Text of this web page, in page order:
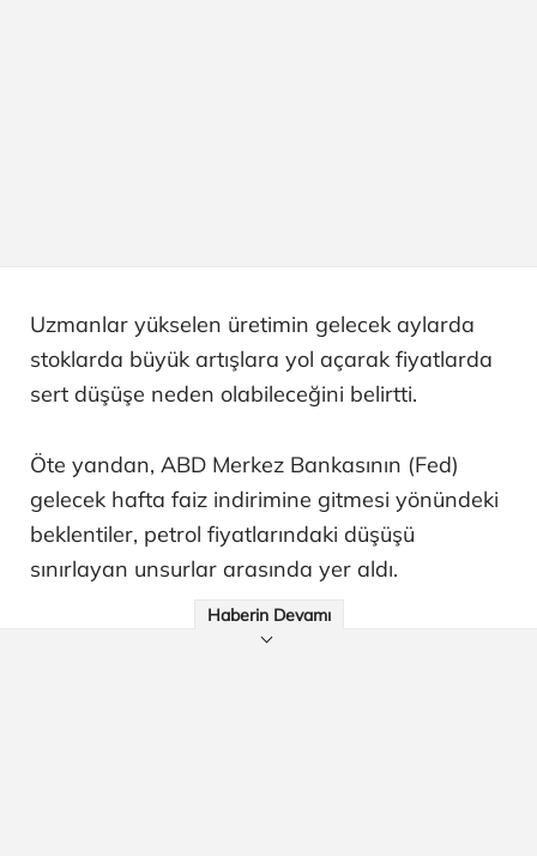
Uzmanlar yükselen üretimin gelecek aylarda
stoklarda büyük artışlara yol açarak fiyatlarda
sert düşüşe neden olabileceğini belirtti.
Öte yandan, ABD Merkez Bankasının (Fed)
gelecek hafta faiz indirimine gitmesi yönündeki
beklentiler, petrol fiyatlarındaki düşüşü
sınırlayan unsurlar arasında yer aldı.
Haberin Devamı